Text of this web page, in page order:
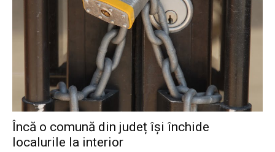
Încă o comună din județ își închide
localurile la interior